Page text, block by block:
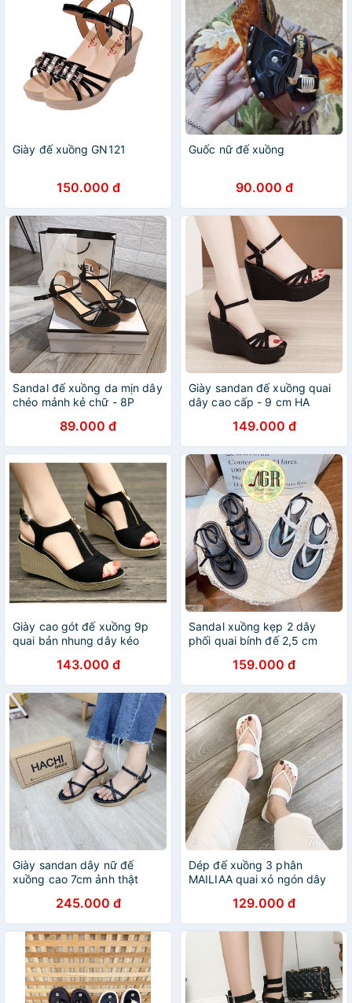
Giày đế xuồng GN121
150.000 đ
Guốc nữ đế xuồng
90.000 đ
Sandal đế xuồng da mịn dây
chéo mảnh kẻ chữ - 8P
89.000 đ
Giày sandan đế xuồng quai
dây cao cấp - 9 cm HA
149.000 đ
Giày cao gót đế xuồng 9p
quai bản nhung dây kéo
143.000 đ
Sandal xuồng kẹp 2 dây
phối quai bính đế 2,5 cm
159.000 đ
Giày sandan dây nữ đế
xuồng cao 7cm ảnh thật
245.000 đ
Dép đế xuồng 3 phân
MAILIAA quai xỏ ngón dây
129.000 đ